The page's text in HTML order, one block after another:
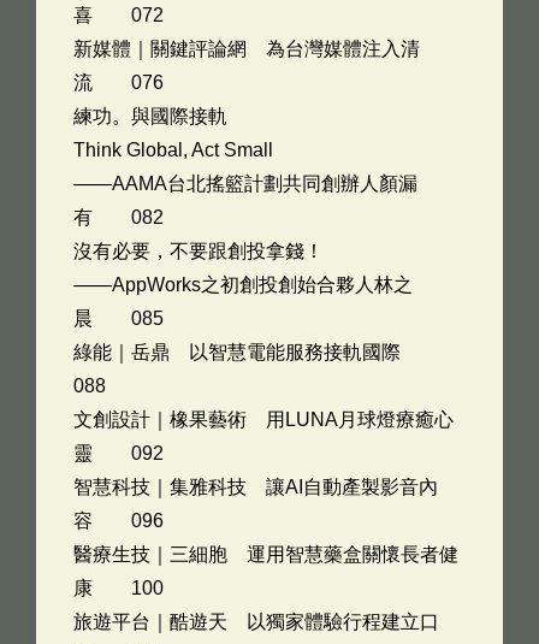
喜 072
新媒體｜關鍵評論網 為台灣媒體注入清
流 076
練功。與國際接軌
Think Global, Act Small
——AAMA台北搖籃計劃共同創辦人顏漏
有 082
沒有必要，不要跟創投拿錢！
——AppWorks之初創投創始合夥人林之
晨 085
綠能｜岳鼎 以智慧電能服務接軌國際
088
文創設計｜橡果藝術 用LUNA月球燈療癒心
靈 092
智慧科技｜集雅科技 讓AI自動產製影音內
容 096
醫療生技｜三細胞 運用智慧藥盒關懷長者健
康 100
旅遊平台｜酷遊天 以獨家體驗行程建立口